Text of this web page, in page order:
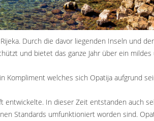
Durch die davor liegenden Inseln und
und bietet das ganze Jahr über ein mildes
Kompliment welches sich Opatija aufgrund
entwickelte. In dieser Zeit entstanden auch
Standards umfunktioniert worden sind.